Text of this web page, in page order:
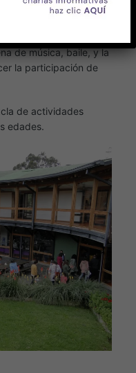
de música, baile, y la
la participación de
de actividades
edades.